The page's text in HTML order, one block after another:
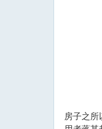
房子之